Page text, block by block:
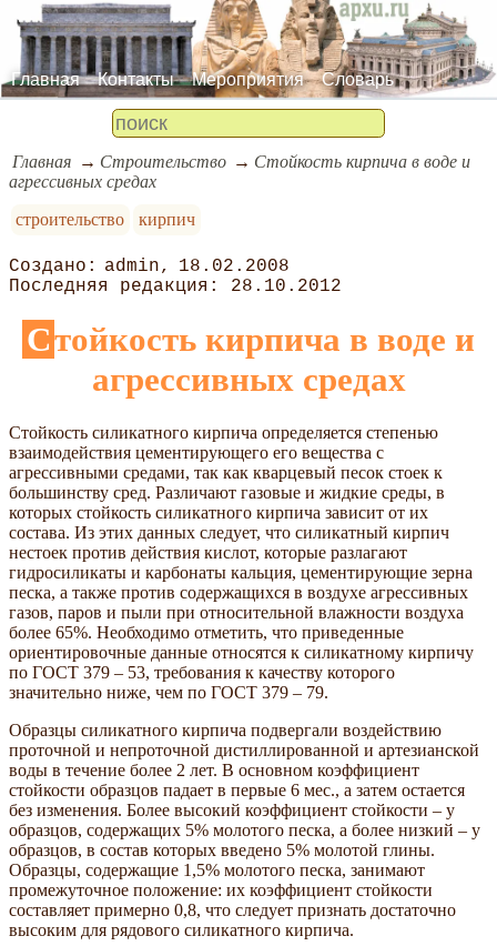
Главная Контакты Мероприятия Словарь
Главная Строительство
Стойкость кирпича в воде и
агрессивных средах
строительство
кирпич
admin
18.02.2008
28.10.2012
Стойкость кирпича в воде и
агрессивных средах
Стойкость силикатного кирпича определяется степенью
взаимодействия цементирующего его вещества с
агрессивными средами, так как кварцевый песок стоек к
большинству сред. Различают газовые и жидкие среды, в
которых стойкость силикатного кирпича зависит от их
состава. Из этих данных следует, что силикатный кирпич
нестоек против действия кислот, которые разлагают
гидросиликаты и карбонаты кальция, цементирующие зерна
песка, а также против содержащихся в воздухе агрессивных
газов, паров и пыли при относительной влажности воздуха
более 65%. Необходимо отметить, что приведенные
ориентировочные данные относятся к силикатному кирпичу
по ГОСТ 379 – 53, требования к качеству которого
значительно ниже, чем по ГОСТ 379 – 79.
Образцы силикатного кирпича подвергали воздействию
проточной и непроточной дистиллированной и артезианской
воды в течение более 2 лет. В основном коэффициент
стойкости образцов падает в первые 6 мес., а затем остается
без изменения. Более высокий коэффициент стойкости – у
образцов, содержащих 5% молотого песка, а более низкий – у
образцов, в состав которых введено 5% молотой глины.
Образцы, содержащие 1,5% молотого песка, занимают
промежуточное положение: их коэффициент стойкости
составляет примерно 0,8, что следует признать достаточно
высоким для рядового силикатного кирпича.